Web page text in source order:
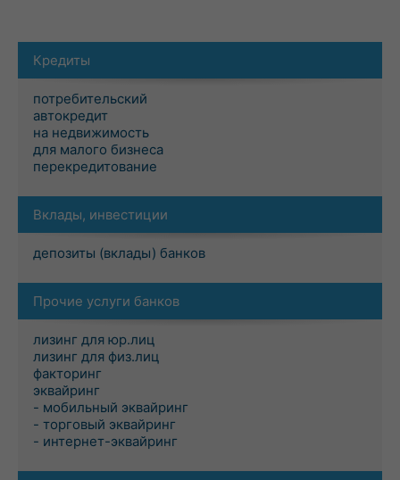
Кредиты
потребительский
автокредит
на недвижимость
для малого бизнеса
перекредитование
Вклады, инвестиции
депозиты (вклады) банков
Прочие услуги банков
лизинг для юр.лиц
лизинг для физ.лиц
факторинг
эквайринг
- мобильный эквайринг
- торговый эквайринг
- интернет-эквайринг